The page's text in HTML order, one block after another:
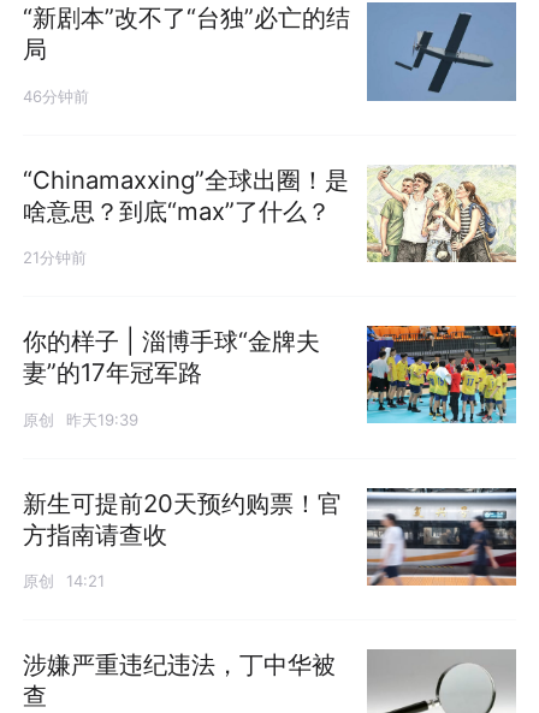
“新剧本”改不了“台独”必亡的结
局
46分钟前
“Chinamaxxing”全球出圈！是
啥意思？到底“max”了什么？
21分钟前
你的样子 | 淄博手球“金牌夫
妻”的17年冠军路
原创 昨天19:39
新生可提前20天预约购票！官
方指南请查收
原创 14:21
涉嫌严重违纪违法，丁中华被
查